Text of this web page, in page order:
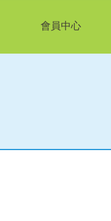
會員中心